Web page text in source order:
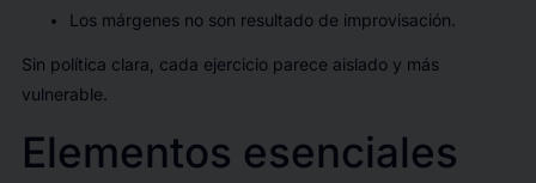
Los márgenes no son resultado de improvisación.
Sin política clara, cada ejercicio parece aislado y más
vulnerable.
Elementos esenciales